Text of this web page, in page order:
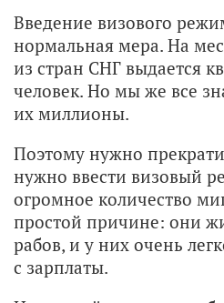
Введение визового
нормальная мера. На
из стран СНГ выдается
человек. Но мы же все
их миллионы.
Поэтому нужно
нужно ввести визовый
огромное количество
простой причине: они
рабов, и у них очень
с зарплаты.